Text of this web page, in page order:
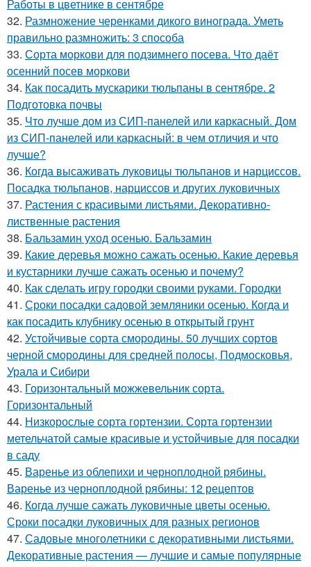
Работы в цветнике в сентябре
32. Размножение черенками дикого винограда. Уметь
правильно размножить: 3 способа
33. Сорта моркови для подзимнего посева. Что даёт
осенний посев моркови
34. Как посадить мускарики тюльпаны в сентябре. 2
Подготовка почвы
35. Что лучше дом из СИП-панелей или каркасный. Дом
из СИП-панелей или каркасный: в чем отличия и что
лучше?
36. Когда высаживать луковицы тюльпанов и нарциссов.
Посадка тюльпанов, нарциссов и других луковичных
37. Растения с красивыми листьями. Декоративно-
лиственные растения
38. Бальзамин уход осенью. Бальзамин
39. Какие деревья можно сажать осенью. Какие деревья
и кустарники лучше сажать осенью и почему?
40. Как сделать игру городки своими руками. Городки
41. Сроки посадки садовой земляники осенью. Когда и
как посадить клубнику осенью в открытый грунт
42. Устойчивые сорта смородины. 50 лучших сортов
черной смородины для средней полосы, Подмосковья,
Урала и Сибири
43. Горизонтальный можжевельник сорта.
Горизонтальный
44. Низкорослые сорта гортензии. Сорта гортензии
метельчатой самые красивые и устойчивые для посадки
в саду
45. Варенье из облепихи и черноплодной рябины.
Варенье из черноплодной рябины: 12 рецептов
46. Когда лучше сажать луковичные цветы осенью.
Сроки посадки луковичных для разных регионов
47. Садовые многолетники с декоративными листьями.
Декоративные растения — лучшие и самые популярные